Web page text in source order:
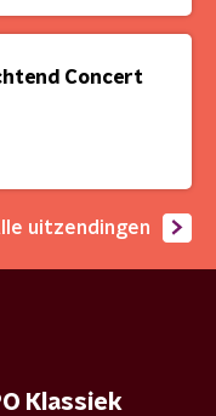
Concert
uitzendingen
Klassiek